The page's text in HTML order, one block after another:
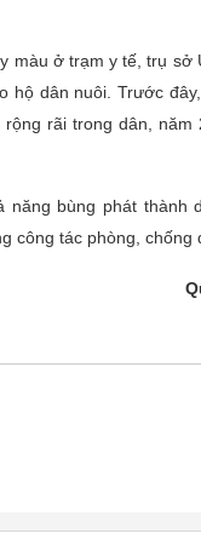
màu ở trạm y tế, trụ sở
hộ dân nuôi. Trước
rãi trong dân, năm
năng bùng phát thành
công tác phòng, chống